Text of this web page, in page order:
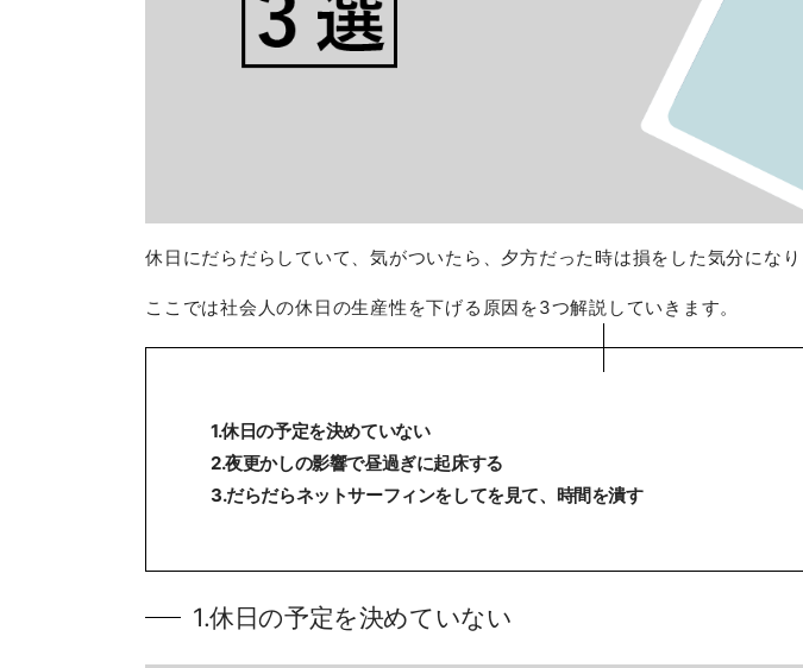
休日にだらだらしていて、気がついたら、夕方だった時は損をした気分になり
ここでは社会人の休日の生産性を下げる原因を3つ解説していきます。
1.休日の予定を決めていない
2.夜更かしの影響で昼過ぎに起床する
3.だらだらネットサーフィンをしてを見て、時間を潰す
1.休日の予定を決めていない